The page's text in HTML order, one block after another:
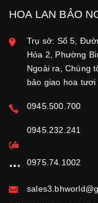
HOA LAN BẢO
Trụ sở: Số 5,
Hóa 2, Phường
Ngoài ra, Chúng
bảo giao hoa tươi
0945.500.700
0945.232.241
0975.74.1002